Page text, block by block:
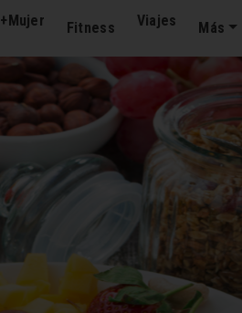
+Mujer Fitness Viajes Más